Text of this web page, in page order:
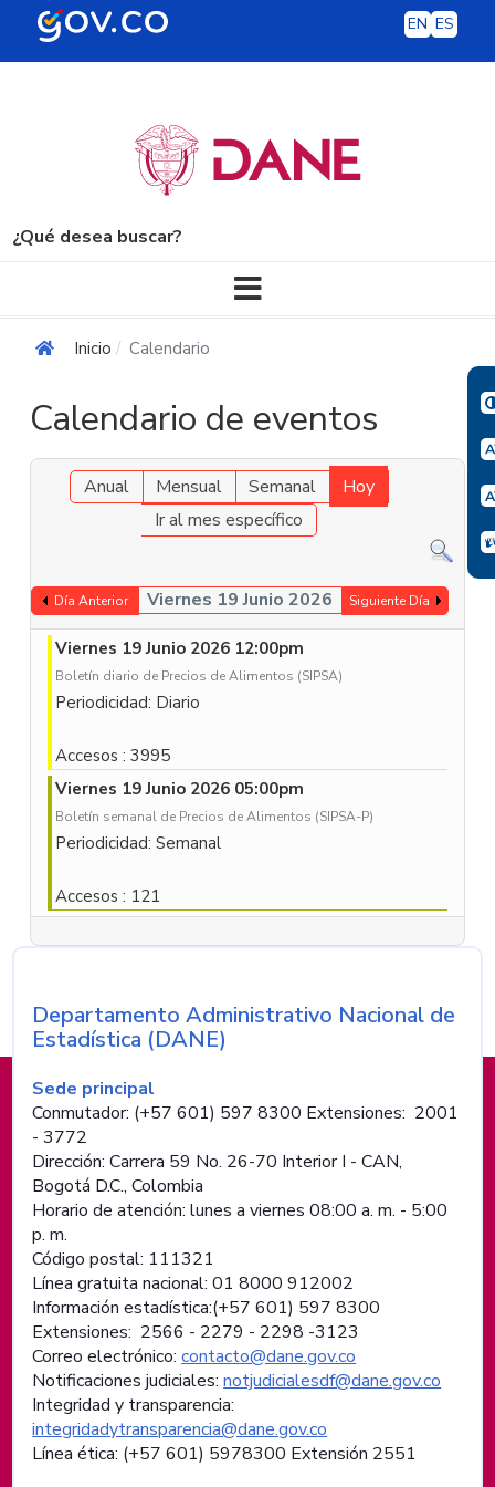
EN ES
¿Qué desea buscar?
Inicio Calendario
Calendario de eventos
Anual Mensual Semanal
Hoy
Ir al mes específico
Día Anterior Viernes 19 Junio 2026 Siguiente Día
Viernes 19 Junio 2026 12:00pm
Boletín diario de Precios de Alimentos (SIPSA)
Periodicidad: Diario
Accesos : 3995
Viernes 19 Junio 2026 05:00pm
Boletín semanal de Precios de Alimentos (SIPSA-P)
Periodicidad: Semanal
Accesos : 121
Información de pie de página
Nombre de la entidad
Departamento Administrativo Nacional de
Estadística (DANE)
Sede principal
Conmutador: (+57 601) 597 8300 Extensiones: 2001
- 3772
Dirección: Carrera 59 No. 26-70 Interior I - CAN,
Bogotá D.C., Colombia
Horario de atención: lunes a viernes 08:00 a. m. - 5:00
p. m.
Código postal: 111321
Línea gratuita nacional: 01 8000 912002
Información estadística:(+57 601) 597 8300
Extensiones: 2566 - 2279 - 2298 -3123
Correo electrónico:contacto@dane.gov.co
Notificaciones judiciales:notjudicialesdf@dane.gov.co
Integridad y transparencia:
integridadytransparencia@dane.gov.co
Línea ética: (+57 601) 5978300 Extensión 2551